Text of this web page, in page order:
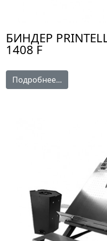
БИНДЕР
1408 F
Подробнее...